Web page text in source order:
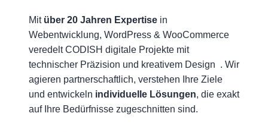
Mit über 20 Jahren Expertise in
Webentwicklung, WordPress & WooCommerce
veredelt CODISH digitale Projekte mit
technischer Präzision und kreativem Design . Wir
agieren partnerschaftlich, verstehen Ihre Ziele
und entwickeln individuelle Lösungen, die exakt
auf Ihre Bedürfnisse zugeschnitten sind.